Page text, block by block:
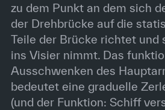
zu dem Punkt an dem sich
der Drehbrücke auf die
Teile der Brücke richtet und
ins Visier nimmt. Das
Ausschwenken des
bedeutet eine graduelle
(und der Funktion: Schiff